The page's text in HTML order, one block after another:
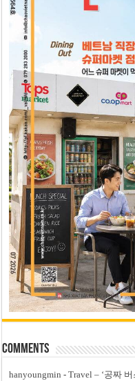
Comments
hanyoungmin -Travel – ‘공짜